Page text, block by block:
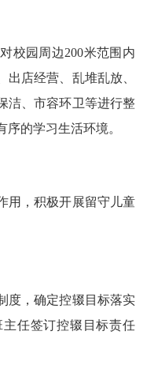
园周边200米范围内
店经营、乱堆乱放、
洁、市容环卫等进行整
的学习生活环境。
，积极开展留守儿童
，确定控辍目标落实
任签订控辍目标责任